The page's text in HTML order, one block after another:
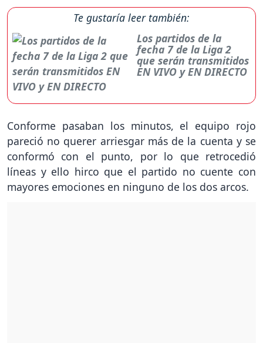
Te gustaría leer también:
Los partidos de la
fecha 7 de la Liga 2
que serán transmitidos
EN VIVO y EN DIRECTO
Conforme pasaban los minutos, el equipo rojo
pareció no querer arriesgar más de la cuenta y se
conformó con el punto, por lo que retrocedió
líneas y ello hirco que el partido no cuente con
mayores emociones en ninguno de los dos arcos.